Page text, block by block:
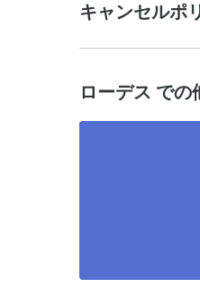
キャンセルポ
ローデス での